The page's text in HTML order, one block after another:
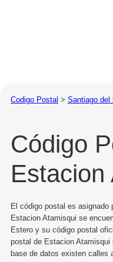
Codigo Postal > Santiago del
Código
Estacion
El código postal es asignado
Estacion Atamisqui se
Estero y su código postal
postal de Estacion
base de datos existen calles